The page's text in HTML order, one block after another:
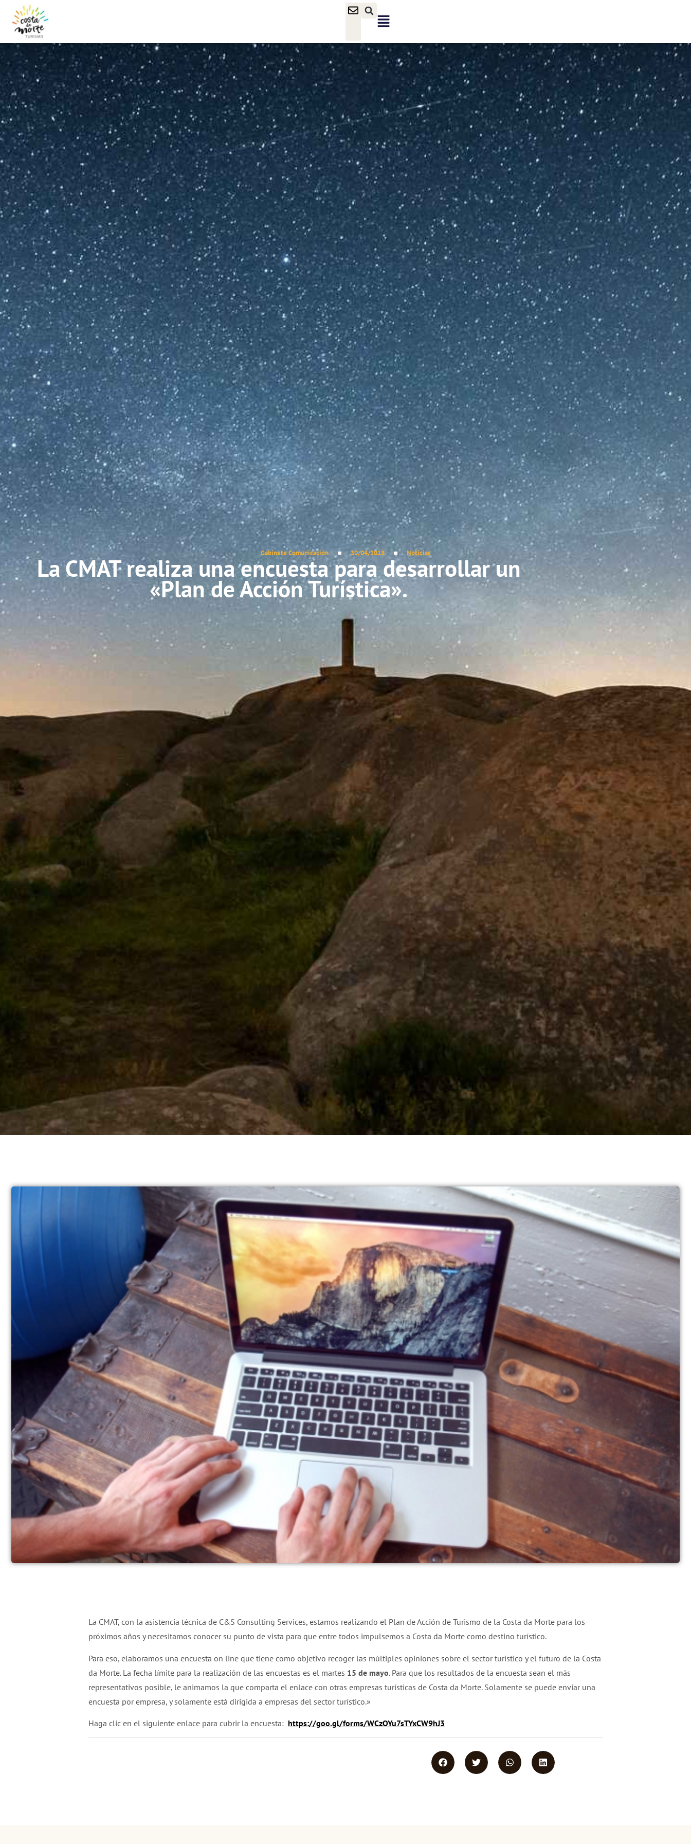
Gabinete Comunicación 30/04/2018 Noticias
La CMAT realiza una encuesta para desarrollar un
«Plan de Acción Turística».
La CMAT, con la asistencia técnica de C&S Consulting Services, estamos realizando el Plan de Acción de Turismo de la Costa da Morte para los
próximos años y necesitamos conocer su punto de vista para que entre todos impulsemos a Costa da Morte como destino turístico.
Para eso, elaboramos una encuesta on line que tiene como objetivo recoger las múltiples opiniones sobre el sector turístico y el futuro de la Costa
da Morte. La fecha límite para la realización de las encuestas es el martes 15 de mayo. Para que los resultados de la encuesta sean el más
representativos posible, le animamos la que comparta el enlace con otras empresas turísticas de Costa da Morte. Solamente se puede enviar una
encuesta por empresa, y solamente está dirigida a empresas del sector turístico.»
Haga clic en el siguiente enlace para cubrir la encuesta: https://goo.gl/forms/WCzOYu7sTYxCW9hJ3